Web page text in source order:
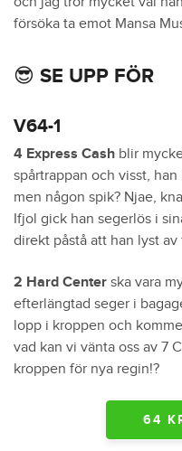
försöka ta emot Mansa
😎 SE UPP FÖR
V64-1
4 Express Cash blir
spårtrappan och visst,
men någon spik? Njae,
Ifjol gick han segerlös i
direkt påstå att han lyst
2 Hard Center ska vara
efterlängtad seger i
lopp i kroppen och
vad kan vi vänta oss av 7
kroppen för nya regin!?
64